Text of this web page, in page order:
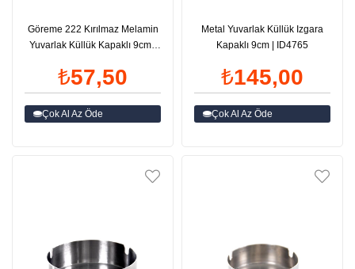
Göreme 222 Kırılmaz Melamin
Yuvarlak Küllük Kapaklı 9cm |
₺57,50
Çok Al Az Öde
Metal Yuvarlak Küllük Izgara
Kapaklı 9cm | ID4765
₺145,00
Çok Al Az Öde